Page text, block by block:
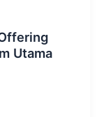
Utama